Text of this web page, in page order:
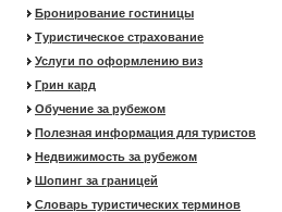
Бронирование гостиницы
Туристическое страхование
Услуги по оформлению виз
Грин кард
Обучение за рубежом
Полезная информация для туристов
Недвижимость за рубежом
Шопинг за границей
Словарь туристических терминов